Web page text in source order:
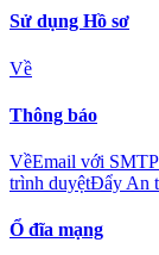
Sử dụng Hồ sơ
Về
Thông báo
VềEmail với SMTP
trình duyệtĐẩy An
Ổ đĩa mạng